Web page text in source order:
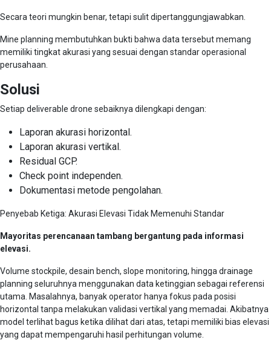
Secara teori mungkin benar, tetapi sulit dipertanggungjawabkan.
Mine planning membutuhkan bukti bahwa data tersebut memang
memiliki tingkat akurasi yang sesuai dengan standar operasional
perusahaan.
Solusi
Setiap deliverable drone sebaiknya dilengkapi dengan:
Laporan akurasi horizontal.
Laporan akurasi vertikal.
Residual GCP.
Check point independen.
Dokumentasi metode pengolahan.
Penyebab Ketiga: Akurasi Elevasi Tidak Memenuhi Standar
Mayoritas perencanaan tambang bergantung pada informasi
elevasi.
Volume stockpile, desain bench, slope monitoring, hingga drainage
planning seluruhnya menggunakan data ketinggian sebagai referensi
utama. Masalahnya, banyak operator hanya fokus pada posisi
horizontal tanpa melakukan validasi vertikal yang memadai. Akibatnya
model terlihat bagus ketika dilihat dari atas, tetapi memiliki bias elevasi
yang dapat mempengaruhi hasil perhitungan volume.